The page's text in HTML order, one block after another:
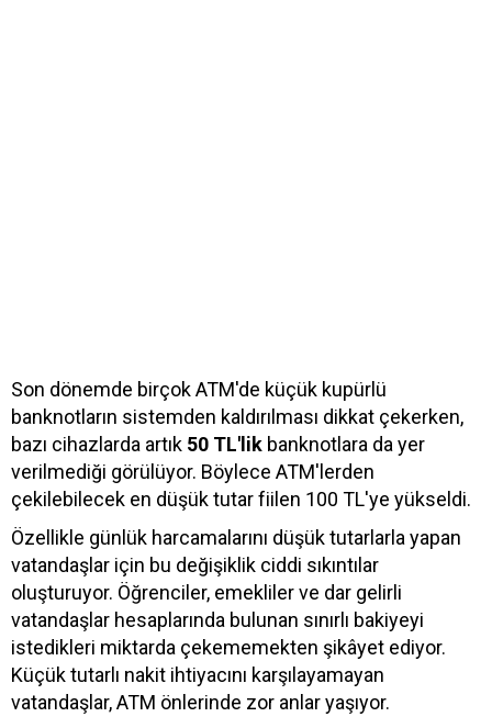
Son dönemde birçok ATM'de küçük kupürlü
banknotların sistemden kaldırılması dikkat çekerken,
bazı cihazlarda artık 50 TL'lik banknotlara da yer
verilmediği görülüyor. Böylece ATM'lerden
çekilebilecek en düşük tutar fiilen 100 TL'ye yükseldi.
Özellikle günlük harcamalarını düşük tutarlarla yapan
vatandaşlar için bu değişiklik ciddi sıkıntılar
oluşturuyor. Öğrenciler, emekliler ve dar gelirli
vatandaşlar hesaplarında bulunan sınırlı bakiyeyi
istedikleri miktarda çekememekten şikâyet ediyor.
Küçük tutarlı nakit ihtiyacını karşılayamayan
vatandaşlar, ATM önlerinde zor anlar yaşıyor.